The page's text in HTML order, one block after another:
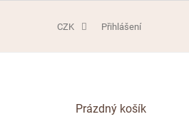
CZK Přihlášení
NÁKUPNÍ